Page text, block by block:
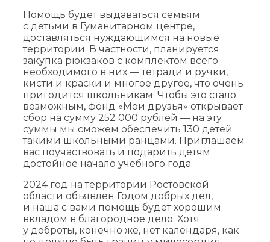
Помощь будет выдаваться семьям
с детьми в Гуманитарном центре,
доставляться нуждающимся на новые
территории. В частности, планируется
закупка рюкзаков с комплектом всего
необходимого в них — тетради и ручки,
кисти и краски и многое другое, что очень
пригодится школьникам. Чтобы это стало
возможным, фонд «Мои друзья» открывает
сбор на сумму 252 000 рублей — на эту
суммы мы сможем обеспечить 130 детей
такими школьными ранцами. Приглашаем
вас поучаствовать и подарить детям
достойное начало учебного года.
2024 год на территории Ростовской
области объявлен Годом добрых дел,
и наша с вами помощь будет хорошим
вкладом в благородное дело. Хотя
у доброты, конечно же, нет календаря, как